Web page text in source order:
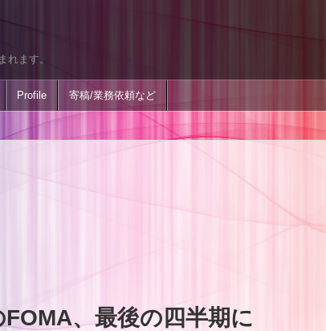
れます。
Profile 寄稿/業務依頼など
、最後の四半期に